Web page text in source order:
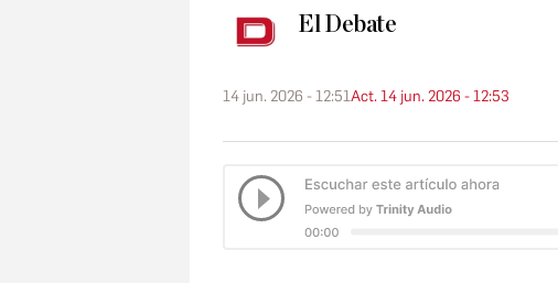
El Debate
14 jun. 2026 - 12:51Act. 14 jun. 2026 - 12:53